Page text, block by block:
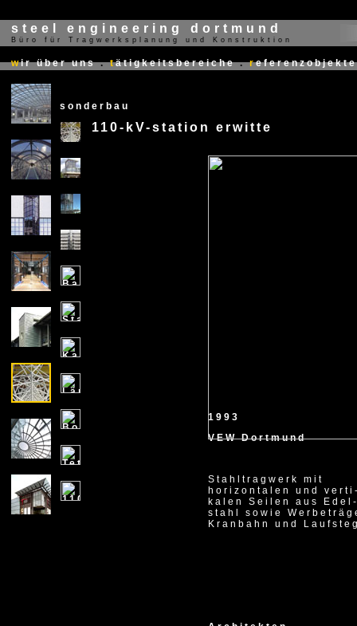
steel engineering dortmund
Büro für Tragwerksplanung und Konstruktion
wir über uns . tätigkeitsbereiche . referenzobjekte
sonderbau
X
110-kV-station erwitte
X
1993
VEW Dortmund
Stahltragwerk mit
horizontalen und
kalen Seilen aus
stahl sowie
Kranbahn und